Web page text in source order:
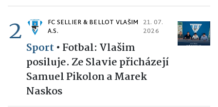
2
FC SELLIER & BELLOT VLAŠIM
A.S.
21. 07.
2026
Sport • Fotbal: Vlašim
posiluje. Ze Slavie přicházejí
Samuel Pikolon a Marek
Naskos